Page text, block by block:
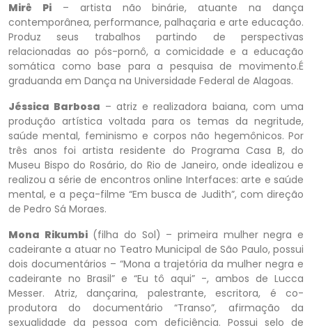
Mirê Pi– artista não binárie, atuante na dança
contemporânea, performance, palhaçaria e arte educação.
Produz seus trabalhos partindo de perspectivas
relacionadas ao pós-pornô, a comicidade e a educação
somática como base para a pesquisa de movimento.É
graduanda em Dança na Universidade Federal de Alagoas.
Jéssica Barbosa – atriz e realizadora baiana, com uma
produção artística voltada para os temas da negritude,
saúde mental, feminismo e corpos não hegemônicos. Por
três anos foi artista residente do Programa Casa B, do
Museu Bispo do Rosário, do Rio de Janeiro, onde idealizou e
realizou a série de encontros online Interfaces: arte e saúde
mental, e a peça-filme “Em busca de Judith”, com direção
de Pedro Sá Moraes.
Mona Rikumbi(filha do Sol) – primeira mulher negra e
cadeirante a atuar no Teatro Municipal de São Paulo, possui
dois documentários – “Mona a trajetória da mulher negra e
cadeirante no Brasil” e “Eu tô aqui” -, ambos de Lucca
Messer. Atriz, dançarina, palestrante, escritora, é co-
produtora do documentário “Transo”, afirmação da
sexualidade da pessoa com deficiência. Possui selo de